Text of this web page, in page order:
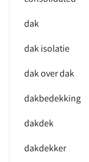
dak
dak isolatie
dak over dak
dakbedekking
dakdek
dakdekker